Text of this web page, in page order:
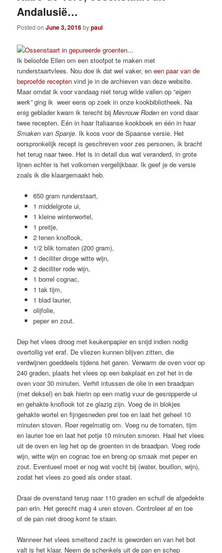
Andalusië…
Posted onJune 3, 2016bypaul
Ik beloofde Ellen om een stoofpot te maken met
runderstaartvlees. Nou doe ik dat wel vaker, eneen paar van de
beproefde recepten vind je in de archieven van deze website.
Maar omdat ik voor vandaag niet terug wilde vallen op “eigen
werk”ging ik weer eens op zoek in onze kookbibliotheek. Na
enig geblader kwam ik terecht bijMevrouw Roden en vond daar
twee recepten. Eén in haar Italiaanse kookboek en één in haar
Smaken van Spanje. Ik koos voor de Spaanse versie. Het
oorspronkelijk recept is geschreven voor zes personen, ik bracht
het terug naar twee. Het is in detail dus wat veranderd, in grote
lijnen echter is het volkomen vergelijkbaar. Ik geef je de versie
zoals ik die klaargemaakt heb.
650 gram runderstaart,
1 middelgrote ui,
1 kleine winterwortel,
1 preitje,
2 tenen knoflook,
1/2 blik tomaten (200 gram),
1 deciliter droge witte wijn,
2 deciliter rode wijn,
1 borrel cognac,
1 tak tijm,
1 blad laurier,
olijfolie,
peper en zout.
Dep het vlees droog met keukenpapier en snijd indien nodig
overtollig vet eraf. De vliezen kunnen blijven zitten, die
verdwijnen goeddeels tijdens het garen. Verwarm de oven voor op
240 graden, plaats het vlees op een bakplaat en zet het in de
oven voor 30 minuten. Verhit intussen de olie in een braadpan
(met deksel) en bak hierin op een matig vuur de gesnipperde ui
en gehakte knoflook tot ze glazig zijn. Voeg de in blokjes
gehakte wortel en fijngesneden prei toe en laat het geheel 10
minuten stoven. Roer regelmatig om. Voeg nu de tomaten, tijm
en laurier toe en laat het potje 10 minuten smoren. Haal het vlees
uit de oven en leg het op de groenten in de braadpan. Voeg rode
wijn, witte wijn en cognac toe en breng op smaak met peper en
zout. Eventueel moet er nog wat vocht bij (water, bouillon, wijn),
zodat het vlees zo goed als onder staat.
Draai de ovenstand terug naar 110 graden en schuif de afgedekte
pan erin. Het gerecht mag 4 uren stoven. Controleer af en toe
of de pan niet droog komt te staan.
Wanneer het vlees smeltend zacht is geworden en van het bot
valt is het klaar. Neem de schenkels uit de pan en schep